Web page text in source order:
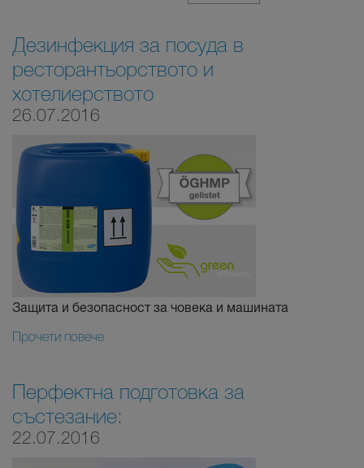
Дезинфекция за посуда в
ресторантьорството и
хотелиерството
26.07.2016
Защита и безопасност за човека и машината
Прочети повече
Перфектна подготовка за
състезание:
22.07.2016